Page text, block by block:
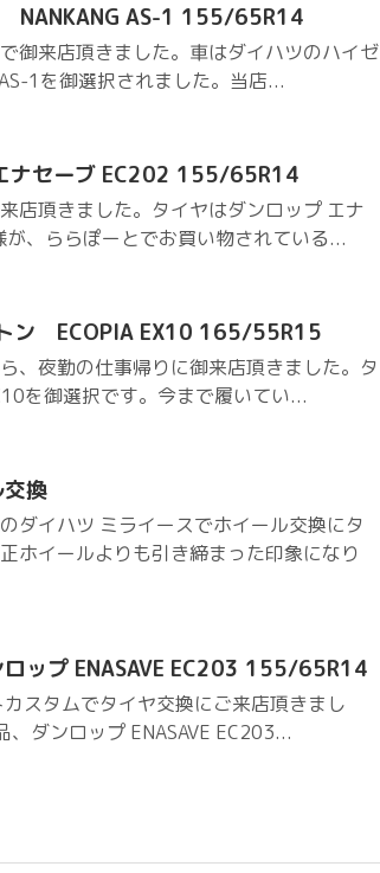
NANKANG AS-1 155/65R14
御来店頂きました。車はダイハツのハイゼ
1を御選択されました。当店...
ナセーブ EC202 155/65R14
店頂きました。タイヤはダンロップ エナ
、ららぽーとでお買い物されている...
ン ECOPIA EX10 165/55R15
、夜勤の仕事帰りに御来店頂きました。タ
を御選択です。今まで履いてい...
換
ダイハツ ミライースでホイール交換にタ
ホイールよりも引き締まった印象になり
ップ ENASAVE EC203 155/65R14
スタムでタイヤ交換にご来店頂きまし
ダンロップ ENASAVE EC203...